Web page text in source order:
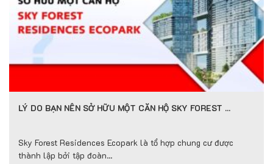
LÝ DO BẠN NÊN SỞ HỮU MỘT CĂN HỘ SKY FOREST …
Sky Forest Residences Ecopark là tổ hợp chung cư được
thành lập bởi tập đoàn...